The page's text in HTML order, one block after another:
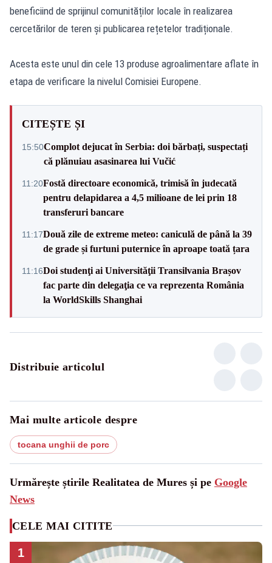
beneficiind de sprijinul comunităților locale în realizarea
cercetărilor de teren și publicarea rețetelor tradiționale.
Acesta este unul din cele 13 produse agroalimentare aflate în
etapa de verificare la nivelul Comisiei Europene.
CITEȘTE ȘI
15:50Complot dejucat în Serbia: doi bărbați, suspectați
că plănuiau asasinarea lui Vučić
11:20Fostă directoare economică, trimisă în judecată
pentru delapidarea a 4,5 milioane de lei prin 18
transferuri bancare
11:17Două zile de extreme meteo: caniculă de până la 39
de grade și furtuni puternice în aproape toată țara
11:16Doi studenţi ai Universităţii Transilvania Brașov
fac parte din delegaţia ce va reprezenta România
la WorldSkills Shanghai
Distribuie articolul
Mai multe articole despre
tocana unghii de porc
Urmărește știrile Realitatea de Mures și pe Google
News
CELE MAI CITITE
1